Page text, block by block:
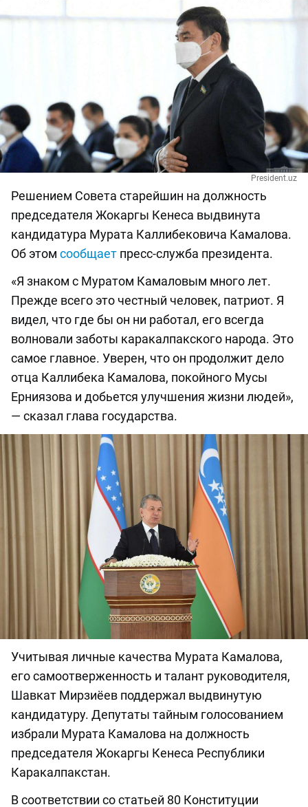
President.uz
Решением Совета старейшин на должность
председателя Жокаргы Кенеса выдвинута
кандидатура Мурата Каллибековича Камалова.
Об этом сообщает пресс-служба президента.
«Я знаком с Муратом Камаловым много лет.
Прежде всего это честный человек, патриот. Я
видел, что где бы он ни работал, его всегда
волновали заботы каракалпакского народа. Это
самое главное. Уверен, что он продолжит дело
отца Каллибека Камалова, покойного Мусы
Ерниязова и добьется улучшения жизни людей»,
— сказал глава государства.
Учитывая личные качества Мурата Камалова,
его самоотверженность и талант руководителя,
Шавкат Мирзиёев поддержал выдвинутую
кандидатуру. Депутаты тайным голосованием
избрали Мурата Камалова на должность
председателя Жокаргы Кенеса Республики
Каракалпакстан.
В соответствии со статьей 80 Конституции